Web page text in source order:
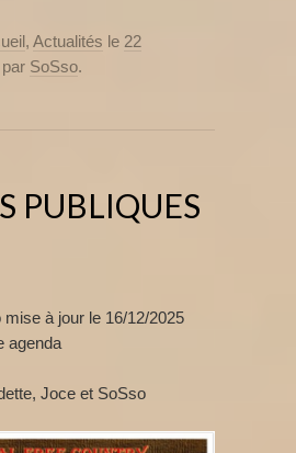
, Actualités le 22
par SoSso.
PUBLIQUES
à jour le 16/12/2025
agenda
Joce et SoSso